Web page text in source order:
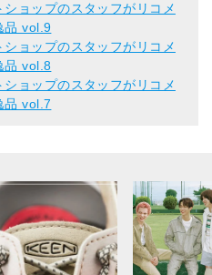
ショップのスタッフがリコメ
品 vol.9
ショップのスタッフがリコメ
品 vol.8
ショップのスタッフがリコメ
品 vol.7